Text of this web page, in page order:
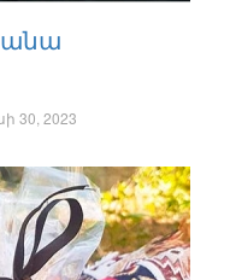
30, 2023